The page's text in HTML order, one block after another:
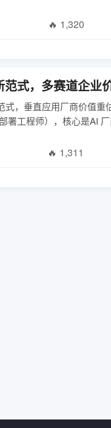
🔥 1,320
式，多赛道企业
式，垂直应用厂商价值
署工程师），核心是AI
🔥 1,311